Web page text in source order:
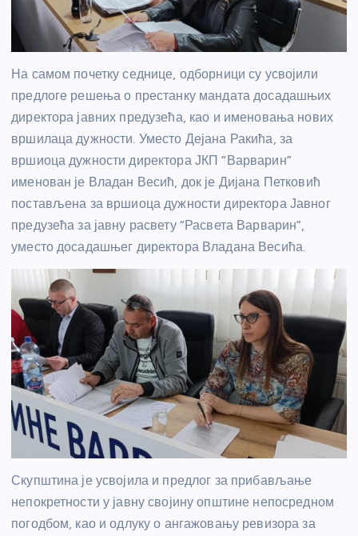
На самом почетку седнице, одборници су усвојили
предлоге решења о престанку мандата досадашњих
директора јавних предузећа, као и именовања нових
вршилаца дужности. Уместо Дејана Ракића, за
вршиоца дужности директора ЈКП “Варварин”
именован је Владан Весић, док је Дијана Петковић
постављена за вршиоца дужности директора Јавног
предузећа за јавну расвету “Расвета Варварин”,
уместо досадашњег директора Владана Весића.
Скупштина је усвојила и предлог за прибављање
непокретности у јавну својину општине непосредном
погодбом, као и одлуку о ангажовању ревизора за